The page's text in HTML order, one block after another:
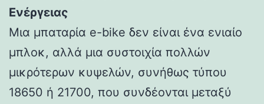
Ενέργειας
Μια μπαταρία e-bike δεν είναι ένα ενιαίο
μπλοκ, αλλά μια συστοιχία πολλών
μικρότερων κυψελών, συνήθως τύπου
18650 ή 21700, που συνδέονται μεταξύ